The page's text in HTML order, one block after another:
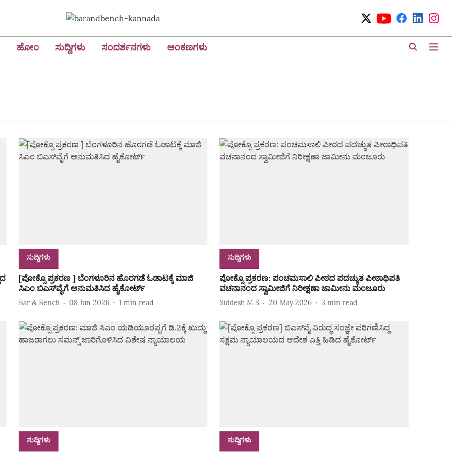
ಹೋಂ ಸುದ್ದಿಗಳು ಸಂದರ್ಶನಗಳು ಅಂಕಣಗಳು
ಸುದ್ದಿಗಳು
[ಪೋಕ್ಸೊ ಪ್ರಕರಣ ] ಬೆಂಗಳೂರಿನ ಹೊರಗಡೆ ಓಡಾಟಕ್ಕೆ ಮಾಜಿ
ಸಿಎಂ ಬಿಎಸ್‌ವೈಗೆ ಅನುಮತಿಸಿದ ಹೈಕೋರ್ಟ್‌
Bar & Bench 08 Jun 2026 1 min read
ಸುದ್ದಿಗಳು
ಪೋಕ್ಸೊ ಪ್ರಕರಣ: ಪಂಚಮಸಾಲಿ ಪೀಠದ ಪದಚ್ಯುತ ಪೀಠಾಧಿಪತಿ
ವಚನಾನಂದ ಸ್ವಾಮೀಜಿಗೆ ನಿರೀಕ್ಷಣಾ ಜಾಮೀನು ಮಂಜೂರು
Siddesh M S 20 May 2026 3 min read
ಸುದ್ದಿಗಳು ಸುದ್ದಿಗಳು